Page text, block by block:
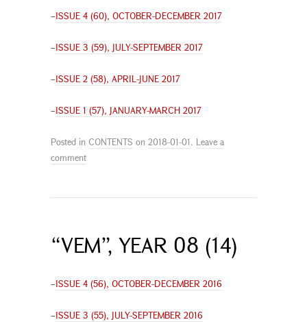
–ISSUE 4 (60), OCTOBER-DECEMBER 2017
–ISSUE 3 (59), JULY-SEPTEMBER 2017
–ISSUE 2 (58), APRIL-JUNE 2017
–ISSUE 1 (57), JANUARY-MARCH 2017
Posted in CONTENTS on 2018-01-01. Leave a
comment
“VEM”, YEAR 08 (14)
–ISSUE 4 (56), OCTOBER-DECEMBER 2016
–ISSUE 3 (55), JULY-SEPTEMBER 2016